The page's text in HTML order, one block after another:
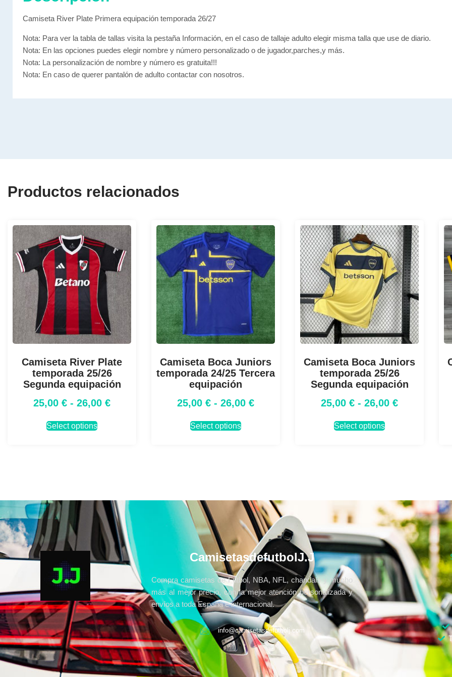
Camiseta River Plate Primera equipación temporada 26/27
Nota: Para ver la tabla de tallas visita la pestaña Información, en el caso de tallaje adulto elegir misma talla que use de diario.
Nota: En las opciones puedes elegir nombre y número personalizado o de jugador,parches,y más.
Nota: La personalización de nombre y número es gratuita!!!
Nota: En caso de querer pantalón de adulto contactar con nosotros.
Productos relacionados
Camiseta River Plate
temporada 25/26
Segunda equipación
25,00 € - 26,00 €
Select options
Camiseta Boca Juniors
temporada 24/25 Tercera
equipación
25,00 € - 26,00 €
Select options
Camiseta Boca Juniors
temporada 25/26
Segunda equipación
25,00 € - 26,00 €
Select options
CamisetasdefutbolJ.J
Compra camisetas de Fútbol, NBA, NFL, chandals y mucho
más al mejor precio, con la mejor atención personalizada y
envíos a toda España e internacional.
info@camisetasdefutbolj.com